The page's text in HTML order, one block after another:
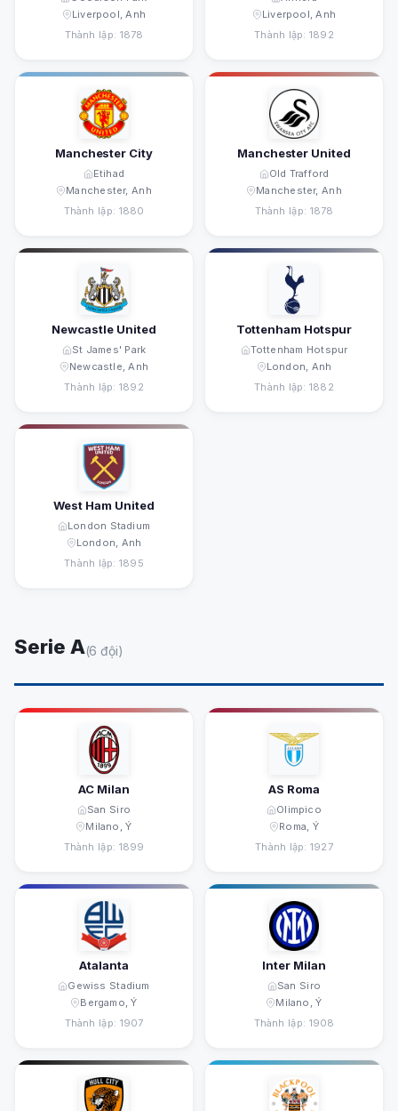
Liverpool, Anh
Thành lập: 1878
Liverpool, Anh
Thành lập: 1892
Manchester City
Etihad
Manchester, Anh
Thành lập: 1880
Manchester United
Old Trafford
Manchester, Anh
Thành lập: 1878
Newcastle United
St James' Park
Newcastle, Anh
Thành lập: 1892
Tottenham Hotspur
Tottenham Hotspur
London, Anh
Thành lập: 1882
West Ham United
London Stadium
London, Anh
Thành lập: 1895
Serie A(6 đội)
AC Milan
San Siro
Milano, Ý
Thành lập: 1899
AS Roma
Olimpico
Roma, Ý
Thành lập: 1927
Atalanta
Gewiss Stadium
Bergamo, Ý
Thành lập: 1907
Inter Milan
San Siro
Milano, Ý
Thành lập: 1908